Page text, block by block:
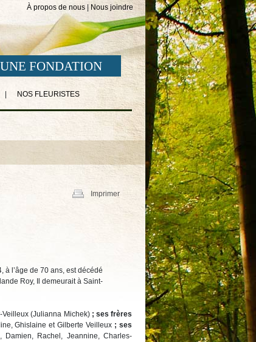
À propos de nous Nous joindre
FONDATION
NOS FLEURISTES
Imprimer
à l’âge de 70 ans, est décédé
Roy, Il demeurait à Saint-
Veilleux (Julianna Michek) ; ses frères
Ghislaine et Gilberte Veilleux ; ses
Damien, Rachel, Jeannine, Charles-